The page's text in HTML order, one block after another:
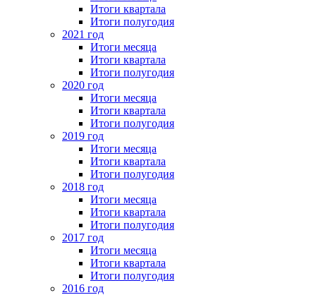
Итоги квартала
Итоги полугодия
2021 год
Итоги месяца
Итоги квартала
Итоги полугодия
2020 год
Итоги месяца
Итоги квартала
Итоги полугодия
2019 год
Итоги месяца
Итоги квартала
Итоги полугодия
2018 год
Итоги месяца
Итоги квартала
Итоги полугодия
2017 год
Итоги месяца
Итоги квартала
Итоги полугодия
2016 год